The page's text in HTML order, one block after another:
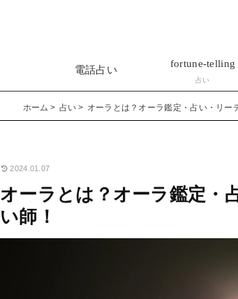
電話占い
fortune-telling
占い
ホーム 占い オーラとは？オーラ鑑定・占い・リー
2024.01.07
オーラとは？オーラ鑑定・
い師！